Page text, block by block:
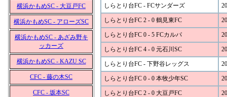
横浜かもめSC - 大豆戸FC
横浜かもめSC - アローズSC
横浜かもめSC - あざみ野キ
ッカーズ
横浜かもめSC - KAZU SC
CFC - 藤の木SC
CFC - 坂本SC
しらとり台FC - FCサンダーズ
しらとり台FC 2 - 0 鶴見東FC
しらとり台FC 0 - 5 FCカルパ
しらとり台FC 4 - 0 元石川SC
しらとり台FC - 下野谷レッグス
しらとり台FC 0 - 0 本牧少年SC
しらとり台FC 2 - 0 大豆戸FC